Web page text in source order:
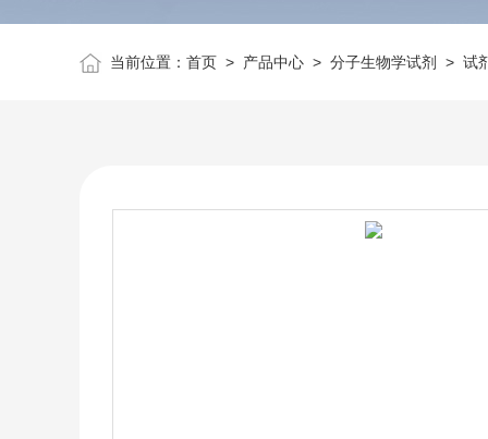
当前位置： 首页> 产品中心> 分子生物学试剂 > 试